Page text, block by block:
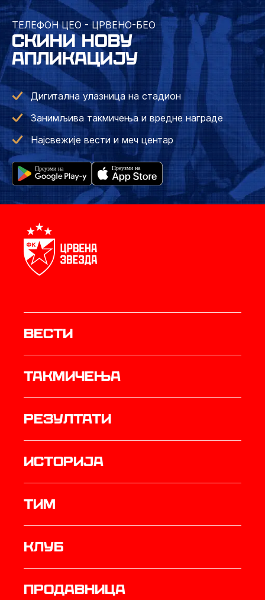
ТЕЛЕФОН ЦЕО - ЦРВЕНО-БЕО
СКИНИ НОВУ
АПЛИКАЦИЈУ
Дигитална улазница на стадион
Занимљива такмичења и вредне награде
Најсвежије вести и меч центар
Вести
Такмичења
резултати
историја
ТИМ
Клуб
продавница